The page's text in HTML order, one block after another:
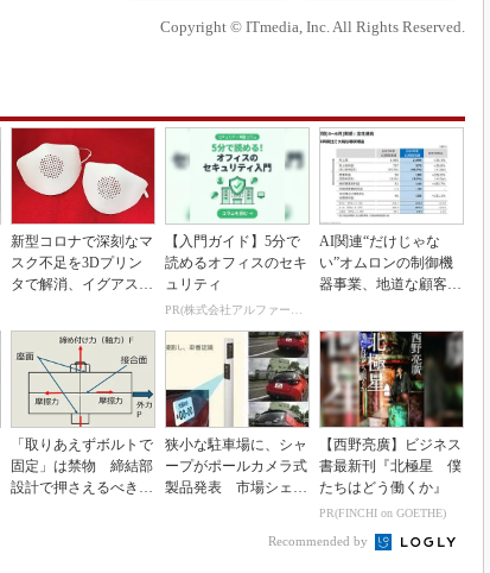
Copyright © ITmedia, Inc. All Rights Reserved.
新型コロナで深刻なマ
スク不足を3Dプリン
タで解消、イグアスが
【入門ガイド】5分で
読めるオフィスのセキ
ュリティ
PR(株式会社アルファーテクノ)
AI関連“だけじゃな
い”オムロンの制御機
器事業、地道な顧客基
「取りあえずボルトで
固定」は禁物 締結部
設計で押さえるべき基
狭小な駐車場に、シャ
ープがポールカメラ式
製品発表 市場シェア
【西野亮廣】ビジネス
書最新刊『北極星 僕
たちはどう働くか』
PR(FINCHI on GOETHE)
Recommended by